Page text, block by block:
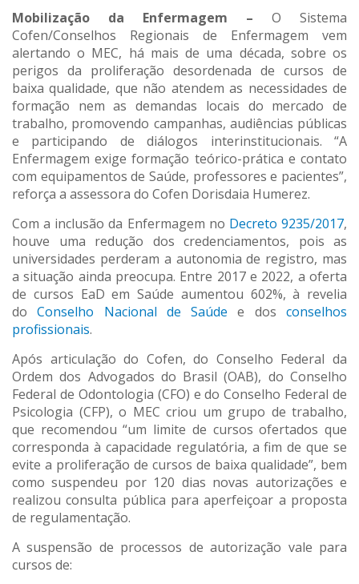
Mobilização da Enfermagem – O Sistema
Cofen/Conselhos Regionais de Enfermagem vem
alertando o MEC, há mais de uma década, sobre os
perigos da proliferação desordenada de cursos de
baixa qualidade, que não atendem as necessidades de
formação nem as demandas locais do mercado de
trabalho, promovendo campanhas, audiências públicas
e participando de diálogos interinstitucionais. “A
Enfermagem exige formação teórico-prática e contato
com equipamentos de Saúde, professores e pacientes”,
reforça a assessora do Cofen Dorisdaia Humerez.
Com a inclusão da Enfermagem no Decreto 9235/2017,
houve uma redução dos credenciamentos, pois as
universidades perderam a autonomia de registro, mas
a situação ainda preocupa. Entre 2017 e 2022, a oferta
de cursos EaD em Saúde aumentou 602%, à revelia
doConselho Nacional de Saúde e dosconselhos
profissionais.
Após articulação do Cofen, do Conselho Federal da
Ordem dos Advogados do Brasil (OAB), do Conselho
Federal de Odontologia (CFO) e do Conselho Federal de
Psicologia (CFP), o MEC criou um grupo de trabalho,
que recomendou “um limite de cursos ofertados que
corresponda à capacidade regulatória, a fim de que se
evite a proliferação de cursos de baixa qualidade”, bem
como suspendeu por 120 dias novas autorizações e
realizou consulta pública para aperfeiçoar a proposta
de regulamentação.
A suspensão de processos de autorização vale para
cursos de: